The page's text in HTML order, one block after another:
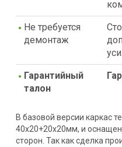
Не требуется
демонтаж
Гарантийный
талон
В базовой версии каркас
40х20+20х20мм, и
сторон. Так как сделка